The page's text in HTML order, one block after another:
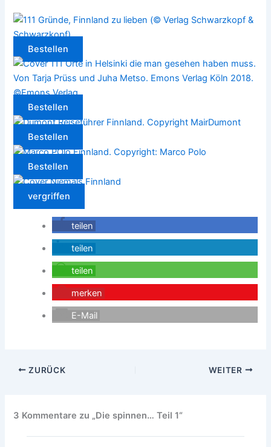
Bestellen
Bestellen
Bestellen
Bestellen
vergriffen
teilen
teilen
teilen
merken
E-Mail
ZURÜCK WEITER
3 Kommentare zu „Die spinnen… Teil 1“